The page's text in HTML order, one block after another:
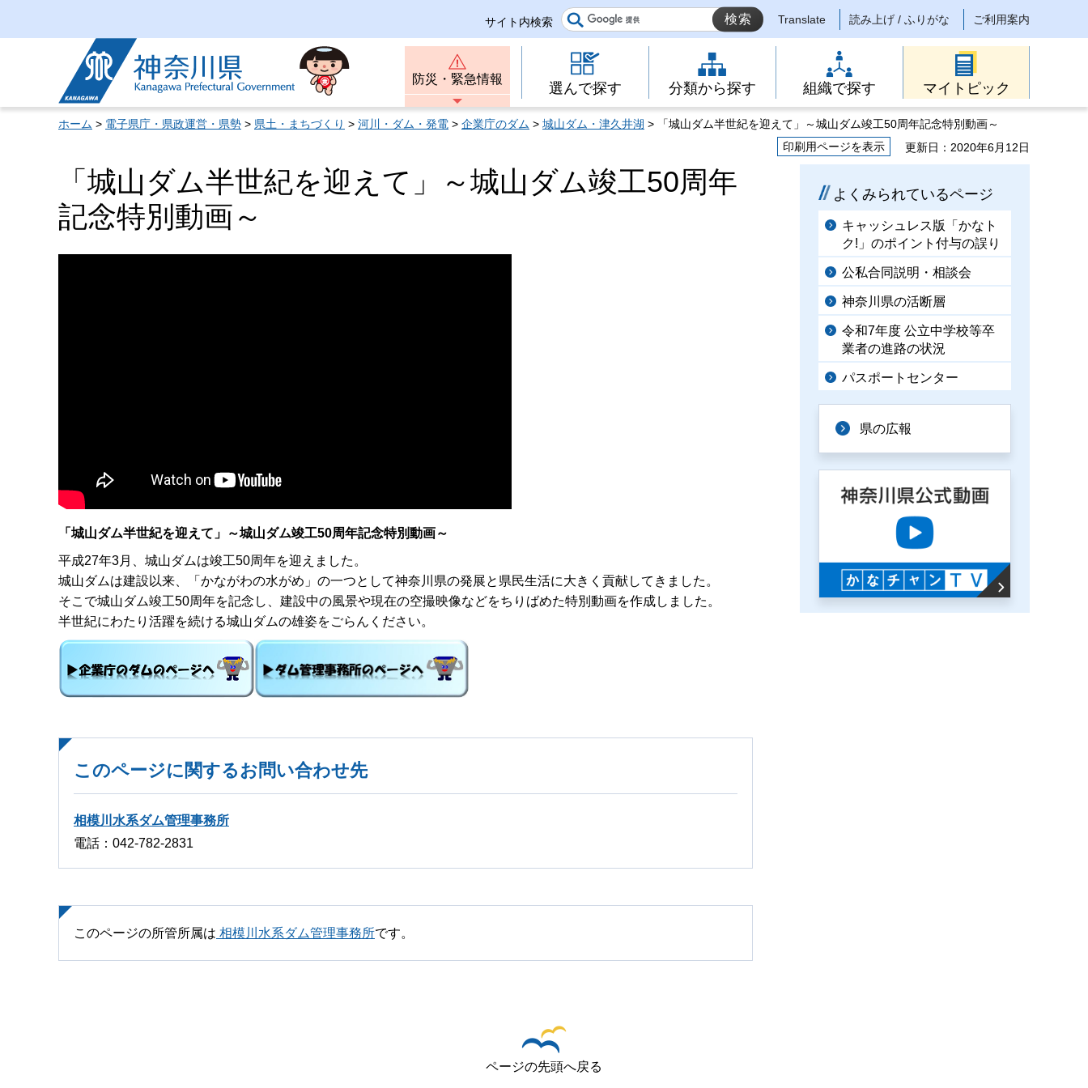
サイト内検索 Translate 読み上げ / ふりがな ご利用案内
神奈川県
防災・緊急情報
選んで探す 分類から探す 組織で探す マイトピック
ホーム > 電子県庁・県政運営・県勢 > 県土・まちづくり > 河川・ダム・発電 > 企業庁のダム > 城山ダム・津久井湖 > 「城山ダム半世紀を迎えて」～城山ダム竣工50周年記念特別動画～
印刷用ページを表示
更新日：2020年6月12日
「城山ダム半世紀を迎えて」～城山ダム竣工50周年
記念特別動画～
「城山ダム半世紀を迎えて」～城山ダム竣工50周年記念特別動画～
平成27年3月、城山ダムは竣工50周年を迎えました。
城山ダムは建設以来、「かながわの水がめ」の一つとして神奈川県の発展と県民生活に大きく貢献してきました。
そこで城山ダム竣工50周年を記念し、建設中の風景や現在の空撮映像などをちりばめた特別動画を作成しました。
半世紀にわたり活躍を続ける城山ダムの雄姿をごらんください。
このページに関するお問い合わせ先
相模川水系ダム管理事務所
電話：042-782-2831
このページの所管所属は 相模川水系ダム管理事務所です。
よくみられているページ
キャッシュレス版「かなト
ク!」のポイント付与の誤り
公私合同説明・相談会
神奈川県の活断層
令和7年度 公立中学校等卒
業者の進路の状況
パスポートセンター
県の広報
ページの先頭へ戻る